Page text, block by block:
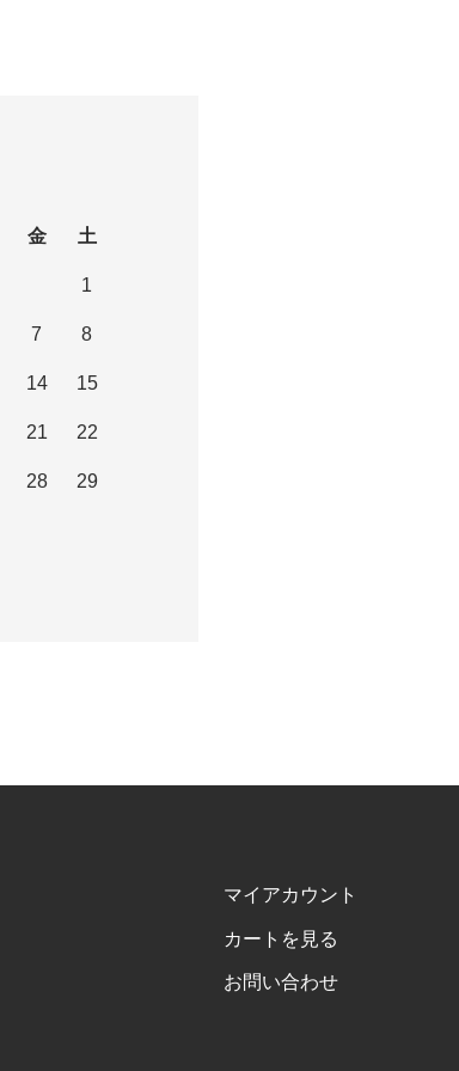
金 土
1
7 8
14 15
21 22
28 29
マイアカウント
カートを見る
お問い合わせ